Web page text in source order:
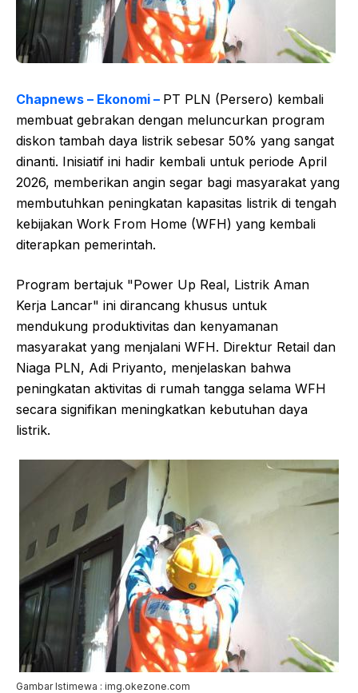
Chapnews – Ekonomi – PT PLN (Persero) kembali
membuat gebrakan dengan meluncurkan program
diskon tambah daya listrik sebesar 50% yang sangat
dinanti. Inisiatif ini hadir kembali untuk periode April
2026, memberikan angin segar bagi masyarakat yang
membutuhkan peningkatan kapasitas listrik di tengah
kebijakan Work From Home (WFH) yang kembali
diterapkan pemerintah.
Program bertajuk "Power Up Real, Listrik Aman
Kerja Lancar" ini dirancang khusus untuk
mendukung produktivitas dan kenyamanan
masyarakat yang menjalani WFH. Direktur Retail dan
Niaga PLN, Adi Priyanto, menjelaskan bahwa
peningkatan aktivitas di rumah tangga selama WFH
secara signifikan meningkatkan kebutuhan daya
listrik.
Gambar Istimewa : img.okezone.com